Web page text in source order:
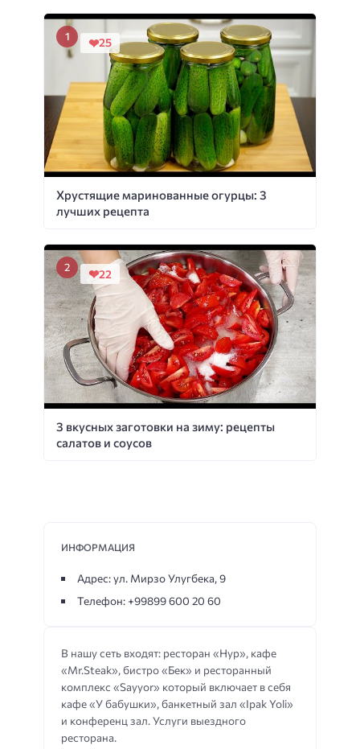
Хрустящие маринованные огурцы: 3
лучших рецепта
25
3 вкусных заготовки на зиму: рецепты
салатов и соусов
22
В нашу сеть входят: ресторан «Нур», кафе
«Mr.Steak», бистро «Бек» и ресторанный
комплекс «Sayyor» который включает в себя
кафе «У бабушки», банкетный зал «Ipak Yoli»
и конференц зал. Услуги выездного
ресторана.
ИНФОРМАЦИЯ
Адрес: ул. Мирзо Улугбека, 9
Телефон: +99899 600 20 60